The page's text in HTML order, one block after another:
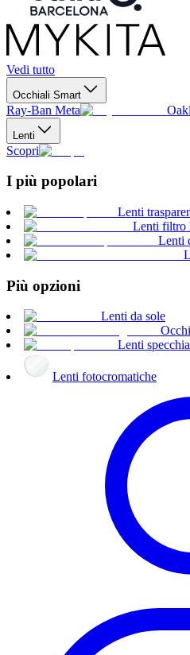
Vedi tutto
Occhiali Smart
Ray-Ban Meta
Lenti
Scopri
I più popolari
Lenti
Lenti filtro
Lenti
Più opzioni
Lenti da sole
Lenti
Lenti fotocromatiche